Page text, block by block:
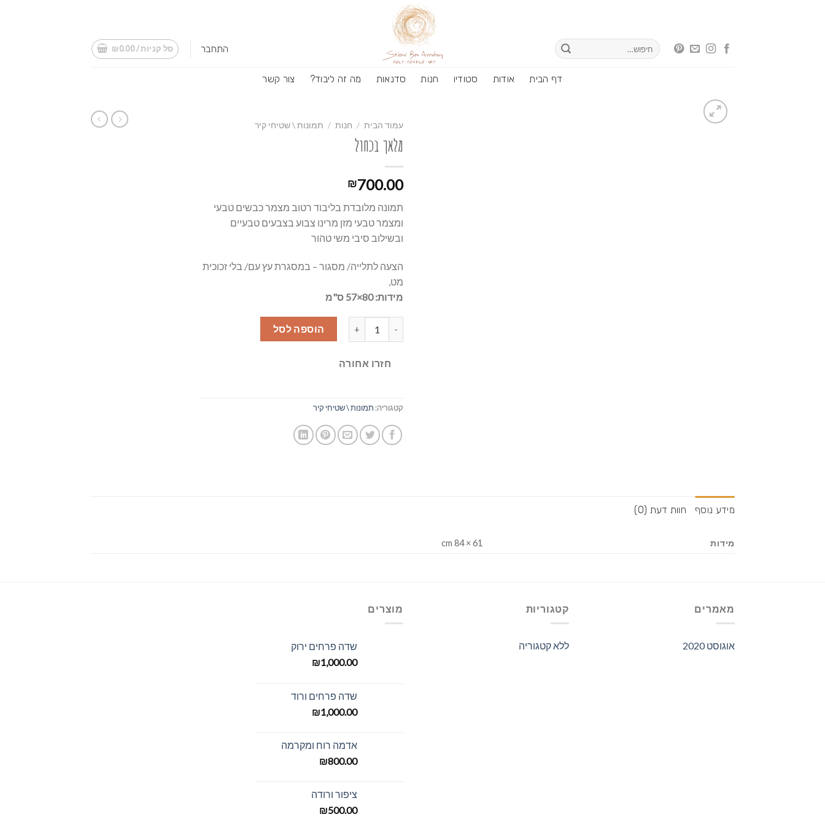
חיפוש
עבור:
התחבר סל קניות / ₪0.00
דף הבית אודות סטודיו חנות סדנאות מה זה ליבוד? צור קשר
עמוד הבית / חנות / תמונות \ שטיחי קיר
מלאך בכחול
₪700.00
תמונה מלובדת בליבוד רטוב מצמר כבשים טבעי
ומצמר טבעי מזן מרינו צבוע בצבעים טבעיים
ובשילוב סיבי משי טהור
הצעה לתלייה/ מסגור – במסגרת עץ עם/ בלי זכוכית
מט,
מידות: 80×57 ס"מ
הוספה לסל
חזרו אחורה
קטגוריה: תמונות \ שטיחי קיר
מידע נוסף חוות דעת (0)
מידות 61 × 84 cm
מאמרים
אוגוסט 2020
קטגוריות
ללא קטגוריה
מוצרים
שדה פרחים ירוק
₪1,000.00
שדה פרחים ורוד
₪1,000.00
אדמה רוח ומקרמה
₪800.00
ציפור ורודה
₪500.00